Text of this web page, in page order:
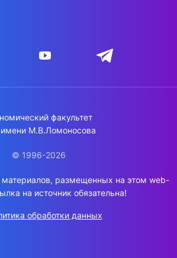
факультет
М.В.Ломоносова
© 1996-2026
материалов, размещенных на этом web-
на источник обязательна!
обработки данных